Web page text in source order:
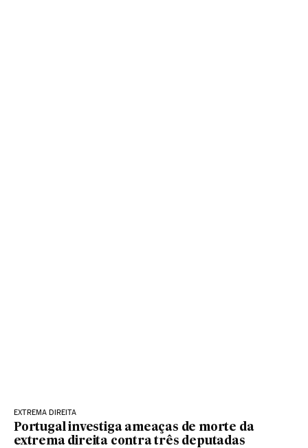
EXTREMA DIREITA
Portugal investiga ameaças de morte da
extrema direita contra três deputadas